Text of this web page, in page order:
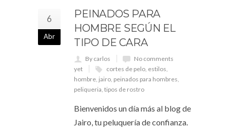
6
Abr
PEINADOS PARA
HOMBRE SEGÚN EL
TIPO DE CARA
By carlos
No comments
yet
cortes de pelo, estilos,
hombre, jairo, peinados para hombres,
peliqueria, tipos de rostro
Bienvenidos un día más al blog de
Jairo, tu peluquería de confianza.